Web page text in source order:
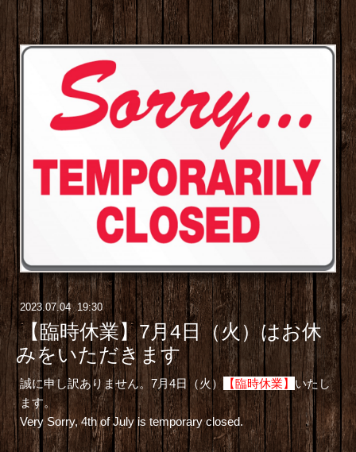
2023.07.04 19:30
【臨時休業】7月4日（火）はお休
みをいただきます
誠に申し訳ありません。7月4日（火）【臨時休業】 いたし
ます。
Very Sorry, 4thof July istemporary closed.